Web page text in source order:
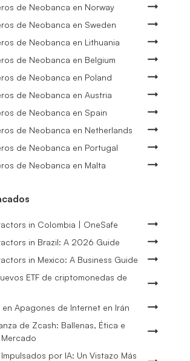
de Neobanca en Norway
de Neobanca en Sweden
de Neobanca en Lithuania
de Neobanca en Belgium
de Neobanca en Poland
de Neobanca en Austria
de Neobanca en Spain
de Neobanca en Netherlands
de Neobanca en Portugal
de Neobanca en Malta
in Colombia | OneSafe
in Brazil: A 2026 Guide
in Mexico: A Business Guide
ETF de criptomonedas de
Apagones de Internet en Irán
de Zcash: Ballenas, Ética e
por IA: Un Vistazo Más